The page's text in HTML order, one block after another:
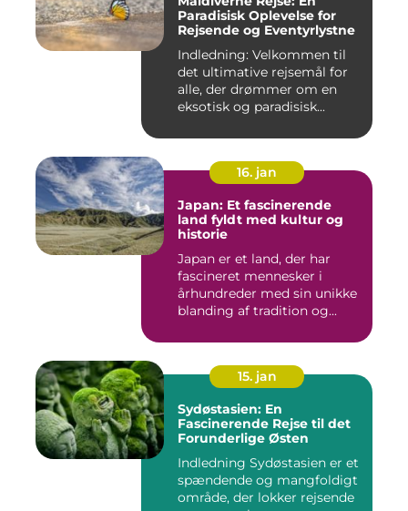
Paradisisk Oplevelse for
Rejsende og Eventyrlystne
Indledning: Velkommen til
det ultimative rejsemål for
alle, der drømmer om en
eksotisk og paradisisk...
16. jan
Japan: Et fascinerende
land fyldt med kultur og
historie
Japan er et land, der har
fascineret mennesker i
århundreder med sin unikke
blanding af tradition og...
15. jan
Sydøstasien: En
Fascinerende Rejse til det
Forunderlige Østen
Indledning Sydøstasien er et
spændende og mangfoldigt
område, der lokker rejsende